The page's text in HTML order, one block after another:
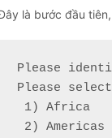
là bước đầu
Please
Please
1) Africa
2) Americas